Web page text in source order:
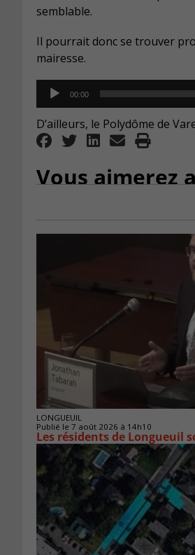
semblable.
Il pourrait donc se trouver
mairesse.
Audio
Player
00:00
D’ailleurs, le Polydôme de
Vous aimerez
LONGUEUIL
Publié le 7 août 2026 à 14h10
Les résidents de Longueuil